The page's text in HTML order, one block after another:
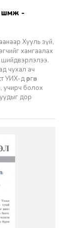
Хууль зүй,
хамгаалах
шийдвэрлэлээ.
чухал ач
УИХ-д өргөн
учирч болох
дор